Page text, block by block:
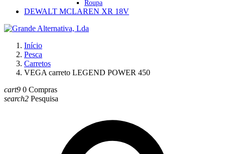
Roupa
DEWALT MCLAREN XR 18V
Início
Pesca
Carretos
VEGA carreto LEGEND POWER 450
cart9 0 Compras
search2 Pesquisa